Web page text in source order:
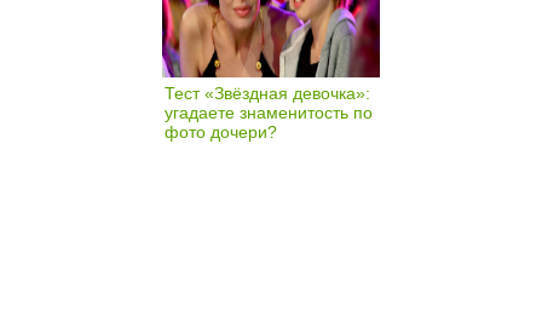
Тест «Звёздная девочка»:
угадаете знаменитость по
фото дочери?